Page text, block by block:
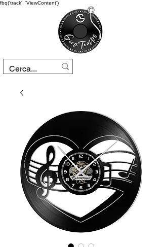
fbq('track', 'ViewContent')